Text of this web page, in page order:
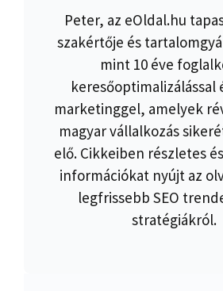
Peter, az eOldal.hu
szakértője és
mint 10 éve
keresőoptimalizálással
marketinggel, amelyek
magyar vállalkozás
elő. Cikkeiben részletes
információkat nyújt az
legfrissebb SEO
stratégiákról.